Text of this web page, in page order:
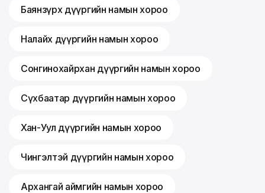
Баянзүрх дүүргийн намын хороо
Налайх дүүргийн намын хороо
Сонгинохайрхан дүүргийн намын хороо
Сүхбаатар дүүргийн намын хороо
Хан-Уул дүүргийн намын хороо
Чингэлтэй дүүргийн намын хороо
Архангай аймгийн намын хороо